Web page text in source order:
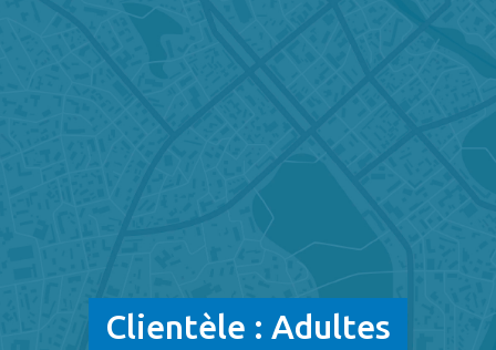
Clientèle : Adultes